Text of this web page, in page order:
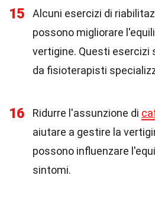
15
Alcuni esercizi di
possono migliorare
vertigine. Questi esercizi
da fisioterapisti
16 Ridurre l'assunzione di
aiutare a gestire la
possono influenzare
sintomi.